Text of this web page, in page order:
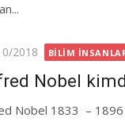
2018 BILIM
Nobel
Nobel 1833 – 1896